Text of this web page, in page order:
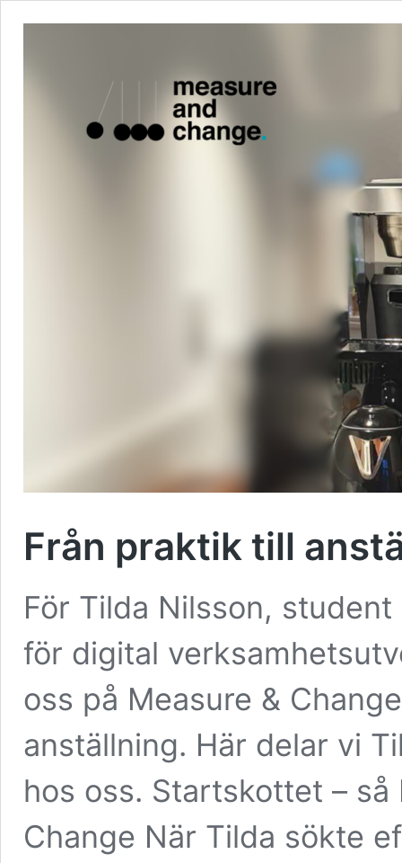
Från praktik till
För Tilda Nilsson,
för digital
oss på Measure &
anställning. Här delar vi
hos oss. Startskottet –
Change När Tilda sökte